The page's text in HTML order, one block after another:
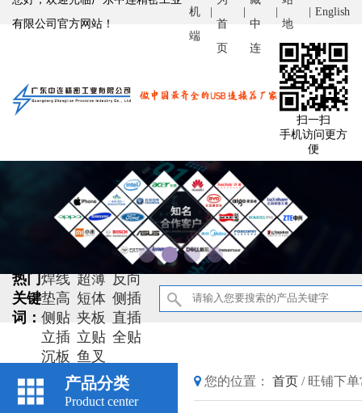
有限公司官方网站！
机
端
首
页
中
连
地
图
English
扫一扫
手机访问更方
便
热门
关键
词：
大电流
双层
焊线 超薄 反向
垫高 短体 侧插
侧贴 夹板 直插
立插 立贴 全贴
沉板 鱼叉
产品分类
Product center
您的位置： 首页 / 旺铺下